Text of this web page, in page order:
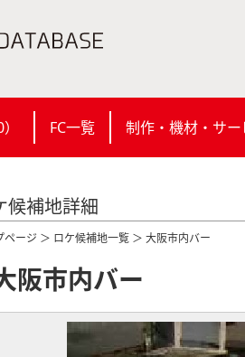
） FC一覧 制作・機材・サ
候補地詳細
ページ ＞ ロケ候補地一覧 ＞ 大阪市内バー
阪市内バー